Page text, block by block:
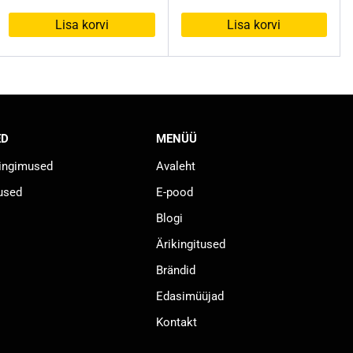
Lisa korvi
oli:
74,90 €.
on:
31,90 €.
Lisa korvi
MENÜÜ
Avaleht
E-pood
Blogi
Ärikingitused
Brändid
Edasimüüjad
Kontakt